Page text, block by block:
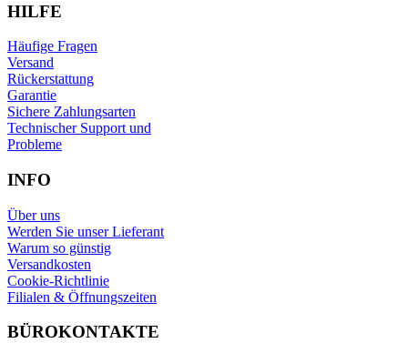
HILFE
Häufige Fragen
Versand
Rückerstattung
Garantie
Sichere Zahlungsarten
Technischer Support und
Probleme
INFO
Über uns
Werden Sie unser Lieferant
Warum so günstig
Versandkosten
Cookie-Richtlinie
Filialen & Öffnungszeiten
BÜROKONTAKTE